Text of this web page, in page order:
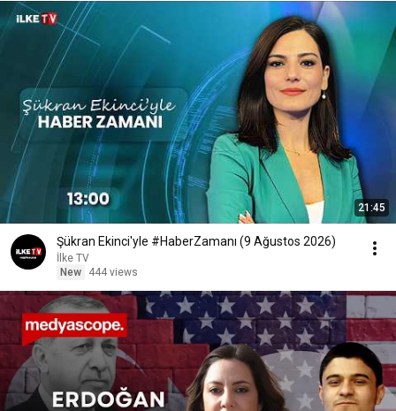
21:45
Şükran Ekinci'yle #HaberZamanı (9 Ağustos 2026)
İlke TV
New
444 views